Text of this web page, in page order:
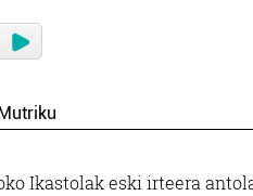
Ikastolak eski irteera